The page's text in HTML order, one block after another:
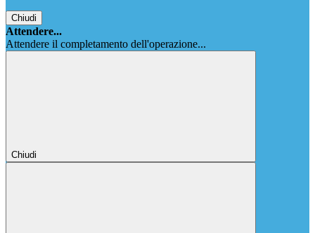
Chiudi
Attendere...
Attendere il completamento dell'operazione...
Chiudi